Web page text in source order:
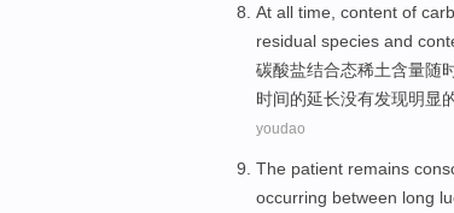
At all time, content of
residual species and
碳酸盐结合态稀土含量随
时间的延长没有发现明显
youdao
The patient remains
occurring between long